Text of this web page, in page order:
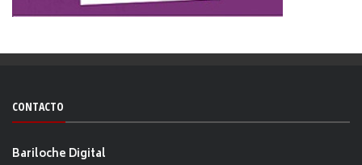
CONTACTO
Bariloche Digital